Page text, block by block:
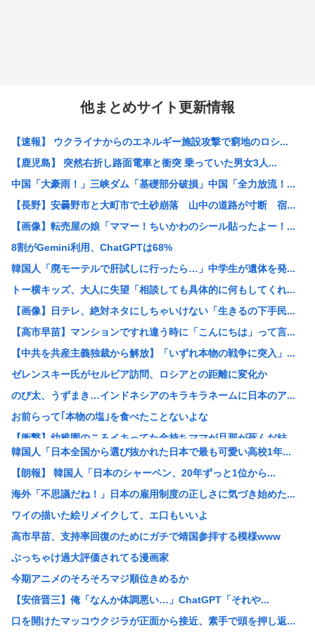
他まとめサイト更新情報
【速報】 ウクライナからのエネルギー施設攻撃で窮地のロシ...
【鹿児島】 突然右折し路面電車と衝突 乗っていた男女3人...
中国「大豪雨！」三峡ダム「基礎部分破損」中国「全力放流！...
【長野】安曇野市と大町市で土砂崩落 山中の道路が寸断 宿...
【画像】転売屋の娘「ママー！ちいかわのシール貼ったよー！...
8割がGemini利用、ChatGPTは68%
韓国人「廃モーテルで肝試しに行ったら…」中学生が遺体を発...
トー横キッズ、大人に失望「相談しても具体的に何もしてくれ...
【画像】日テレ、絶対ネタにしちゃいけない「生きるの下手民...
【高市早苗】マンションですれ違う時に「こんにちは」って言...
【中共を共産主義独裁から解放】「いずれ本物の戦争に突入」...
ゼレンスキー氏がセルビア訪問、ロシアとの距離に変化か
のび太、うずまき…インドネシアのキラキラネームに日本のア...
お前らって｢本物の塩｣を食べたことないよな
【衝撃】幼稚園のころイキってた金持ちママが旦那が死んだ結...
【画像】彼女「ごめーん♡ちょびっツ散らかってるけど上がっ...
【悲報】メディアが使う主語デカ言葉の正体、ガチでこれだっ...
長崎の語り部のお爺ちゃん(84)、学生に『日本も核武装が...
【悲報】弱者中年男性さん、3万払って婚活の練習www
返却査定の厳格化…ソフトバンク、端末2年レンタル改悪へ“...
【悲報】「鶴仙流」とかいう、舞空術の生みの親
【悲報】6日広島・9日長崎に落とされてるのに、よく15日...
【悲報】ワンピース原作者(7年前)「最終回を視野に入れた...
【悲報】若槻千夏さん、変わり果てた姿で発見www
韓国人「日本全国から選び抜かれた日本で最も可愛い高校1年...
【朗報】 韓国人「日本のシャーペン、20年ずっと1位から...
海外「不思議だね！」日本の雇用制度の正しさに気づき始めた...
ワイの描いた絵リメイクして、エ口もいいよ
高市早苗、支持率回復のためにガチで靖国参拝する模様www
ぶっちゃけ過大評価されてる漫画家
今期アニメのそろそろマジ順位きめるか
【安倍晋三】俺「なんか体調悪い…」ChatGPT「それや...
口を開けたマッコウクジラが正面から接近、素手で頭を押し返...